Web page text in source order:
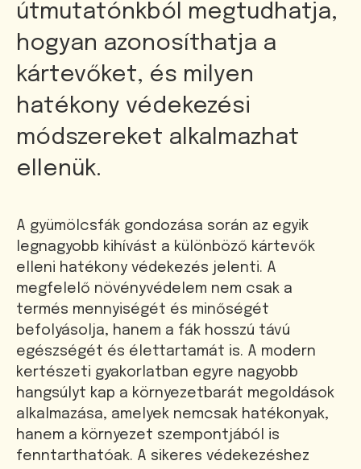
útmutatónkból megtudhatja,
hogyan azonosíthatja a
kártevőket, és milyen
hatékony védekezési
módszereket alkalmazhat
ellenük.
A gyümölcsfák gondozása során az egyik
legnagyobb kihívást a különböző kártevők
elleni hatékony védekezés jelenti. A
megfelelő növényvédelem nem csak a
termés mennyiségét és minőségét
befolyásolja, hanem a fák hosszú távú
egészségét és élettartamát is. A modern
kertészeti gyakorlatban egyre nagyobb
hangsúlyt kap a környezetbarát megoldások
alkalmazása, amelyek nemcsak hatékonyak,
hanem a környezet szempontjából is
fenntarthatóak. A sikeres védekezéshez